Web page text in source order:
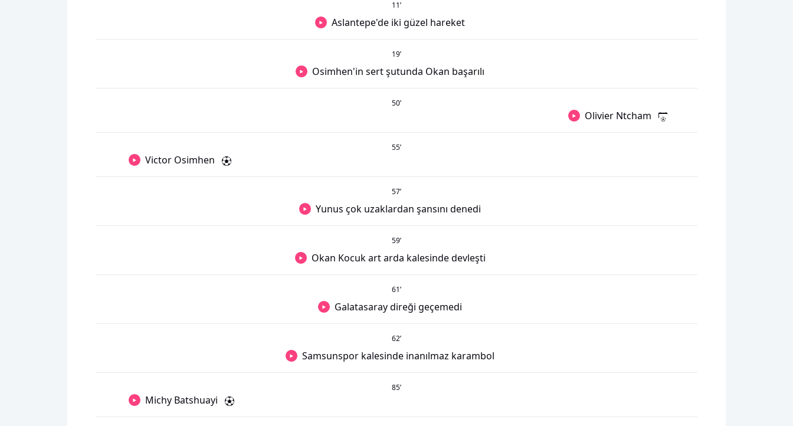
11’
Aslantepe'de iki güzel hareket
19’
Osimhen'in sert şutunda Okan başarılı
50’
Olivier Ntcham
55’
Victor Osimhen
57’
Yunus çok uzaklardan şansını denedi
59’
Okan Kocuk art arda kalesinde devleşti
61’
Galatasaray direği geçemedi
62’
Samsunspor kalesinde inanılmaz karambol
85’
Michy Batshuayi